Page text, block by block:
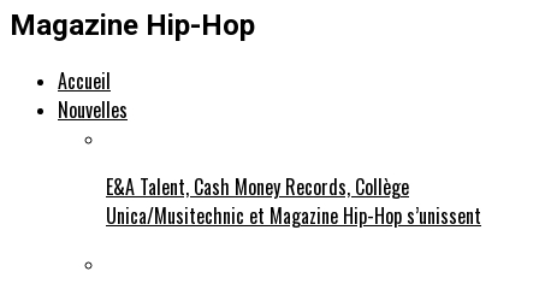
Magazine Hip-Hop
Accueil
Nouvelles
E&A Talent, Cash Money Records, Collège
Unica/Musitechnic et Magazine Hip-Hop s’unissent